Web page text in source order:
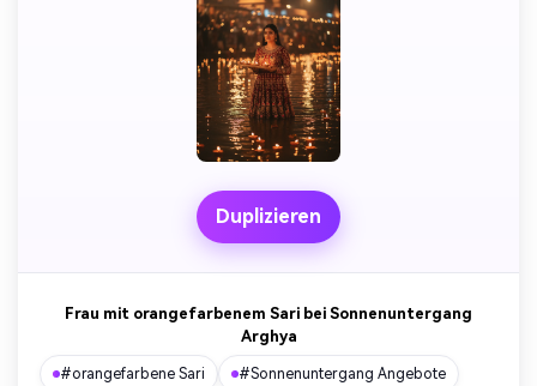
Duplizieren
Frau mit orangefarbenem Sari bei Sonnenuntergang
Arghya
#orangefarbene Sari #Sonnenuntergang Angebote
Unbegrenzt KI-
Bilder erstellen.
100 % kostenlos!
Kostenlos Starten→